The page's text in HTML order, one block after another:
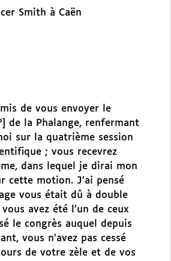
Smith à Caën
de vous envoyer le
de la Phalange, renfermant
sur la quatrième session
; vous recevrez
dans lequel je dirai mon
cette motion. J’ai pensé
vous était dû à double
avez été l’un de ceux
le congrès auquel depuis
vous n’avez pas cessé
de votre zèle et de vos